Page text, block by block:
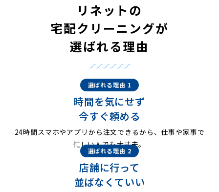
リネットの
宅配クリーニングが
選ばれる理由
選ばれる理由 1
時間を気にせず
今すぐ頼める
24時間スマホやアプリから注文できるから、仕事や家事で
忙しい人でも大丈夫。
選ばれる理由 2
店舗に行って
並ばなくていい